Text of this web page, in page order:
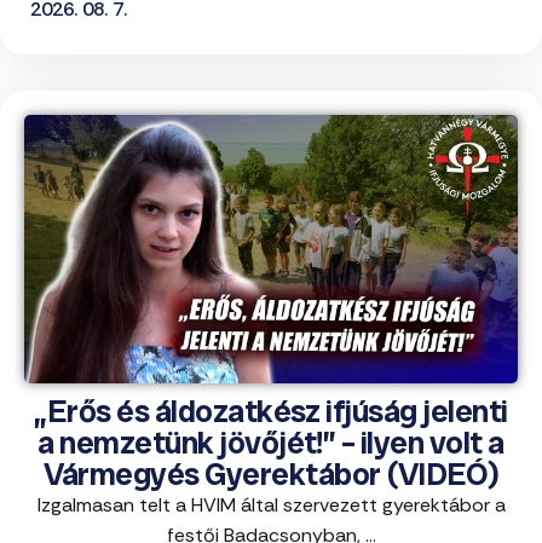
2026. 08. 7.
„Erős és áldozatkész ifjúság jelenti
a nemzetünk jövőjét!” – ilyen volt a
Vármegyés Gyerektábor (VIDEÓ)
Izgalmasan telt a HVIM által szervezett gyerektábor a
festői Badacsonyban, ...